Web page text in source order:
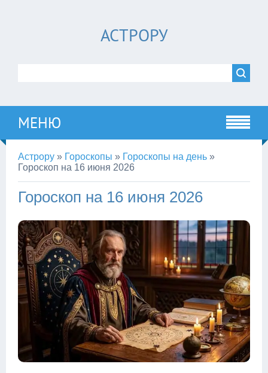
АСТРОРУ
МЕНЮ
Астрору » Гороскопы » Гороскопы на день »
Гороскоп на 16 июня 2026
Гороскоп на 16 июня 2026